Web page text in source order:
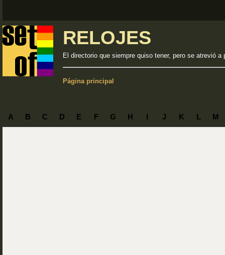
RELOJES
El directorio que siempre quiso tener, pero se atrevió a
Página principal
A B C D E F G H I J K L M